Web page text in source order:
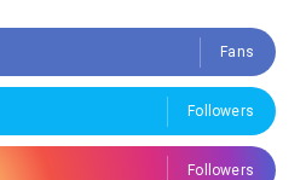
Fans
Followers
Followers